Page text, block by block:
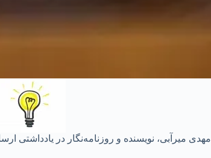
مهدی میرآبی، نویسنده و روزنامه‌نگار در یادداشتی